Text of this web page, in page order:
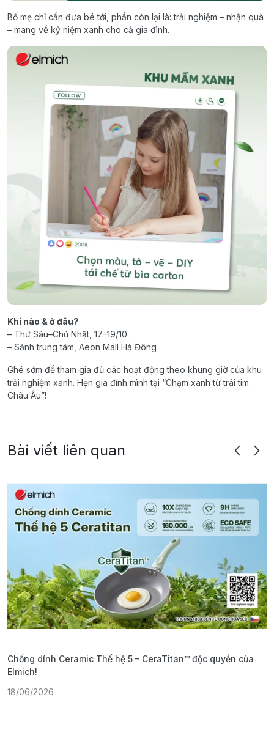
Bố mẹ chỉ cần đưa bé tới, phần còn lại là: trải nghiệm – nhận quà
– mang về kỷ niệm xanh cho cả gia đình.
Khi nào & ở đâu?
– Thứ Sáu–Chủ Nhật, 17–19/10
– Sảnh trung tâm, Aeon Mall Hà Đông
Ghé sớm để tham gia đủ các hoạt động theo khung giờ của khu
trải nghiệm xanh. Hẹn gia đình mình tại “Chạm xanh từ trái tim
Châu Âu”!
Bài viết liên quan
Chống dính Ceramic Thế hệ 5 – CeraTitan™ độc quyền của
Elmich!
18/06/2026